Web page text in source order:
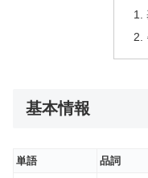
基本情報
単語 品詞